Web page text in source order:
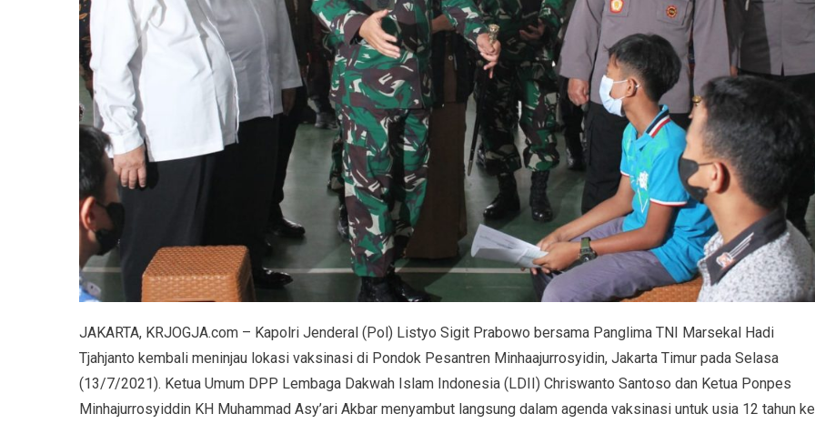
JAKARTA, KRJOGJA.com – Kapolri Jenderal (Pol) Listyo Sigit Prabowo bersama Panglima TNI Marsekal Hadi
Tjahjanto kembali meninjau lokasi vaksinasi di Pondok Pesantren Minhaajurrosyidin, Jakarta Timur pada Selasa
(13/7/2021). Ketua Umum DPP Lembaga Dakwah Islam Indonesia (LDII) Chriswanto Santoso dan Ketua Ponpes
Minhajurrosyiddin KH Muhammad Asy’ari Akbar menyambut langsung dalam agenda vaksinasi untuk usia 12 tahun ke